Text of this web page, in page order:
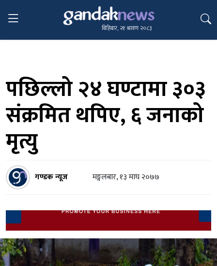
बिहिबार, २१ श्रावण २०८३
पछिल्लो २४ घण्टामा ३०३
संक्रमित थपिए, ६ जनाको
मृत्यु
गण्डक न्यूज मङ्गलबार, १३ माघ २०७७